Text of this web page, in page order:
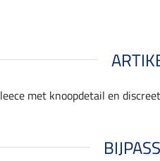
met knoopdetail en